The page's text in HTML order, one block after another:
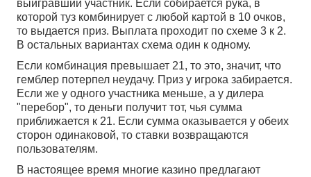
выигравший участник. Если собирается рука, в
которой туз комбинирует с любой картой в 10 очков,
то выдается приз. Выплата проходит по схеме 3 к 2.
В остальных вариантах схема один к одному.
Если комбинация превышает 21, то это, значит, что
гемблер потерпел неудачу. Приз у игрока забирается.
Если же у одного участника меньше, а у дилера
"перебор", то деньги получит тот, чья сумма
приближается к 21. Если сумма оказывается у обеих
сторон одинаковой, то ставки возвращаются
пользователям.
В настоящее время многие казино предлагают